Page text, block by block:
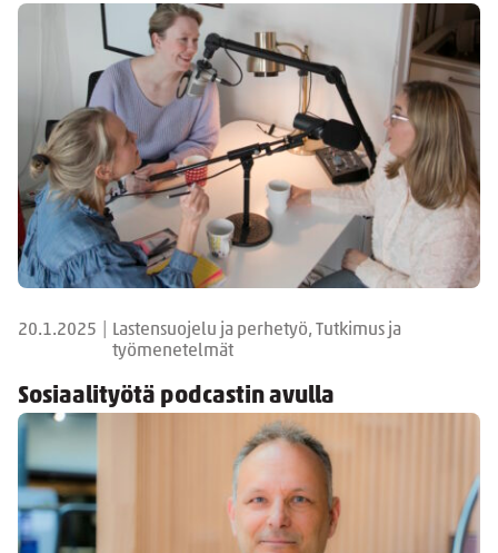
20.1.2025
Lastensuojelu ja perhetyö, Tutkimus ja
työmenetelmät
Sosiaalityötä podcastin avulla